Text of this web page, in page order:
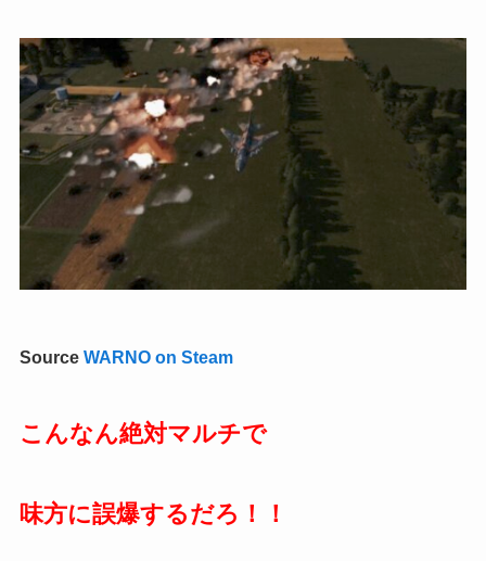
Source WARNO on Steam
こんなん絶対マルチで
味方に誤爆するだろ！！